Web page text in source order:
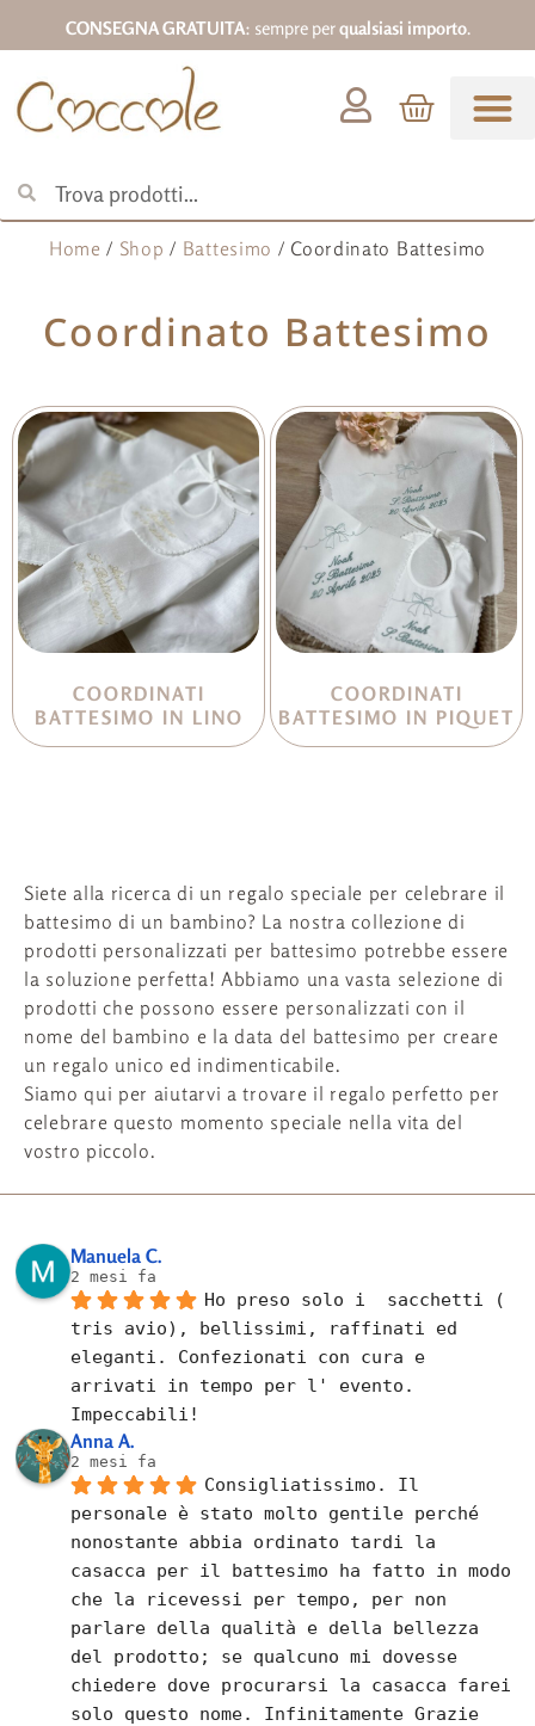
CONSEGNA GRATUITA: sempre perqualsiasi importo.
Home / Shop / Battesimo / Coordinato Battesimo
Coordinato Battesimo
COORDINATI
BATTESIMO IN LINO
COORDINATI
BATTESIMO IN PIQUET
Siete alla ricerca di un regalo speciale per celebrare il
battesimo di un bambino? La nostra collezione di
prodotti personalizzati per battesimo potrebbe essere
la soluzione perfetta! Abbiamo una vasta selezione di
prodotti che possono essere personalizzati con il
nome del bambino e la data del battesimo per creare
un regalo unico ed indimenticabile.
Siamo qui per aiutarvi a trovare il regalo perfetto per
celebrare questo momento speciale nella vita del
vostro piccolo.
Manuela C.
2 mesi fa
Ho preso solo i  sacchetti (
tris avio), bellissimi, raffinati ed
eleganti. Confezionati con cura e
arrivati in tempo per l' evento.
Impeccabili!
Anna A.
2 mesi fa
Consigliatissimo. Il
personale è stato molto gentile perché
nonostante abbia ordinato tardi la
casacca per il battesimo ha fatto in modo
che la ricevessi per tempo, per non
parlare della qualità e della bellezza
del prodotto; se qualcuno mi dovesse
chiedere dove procurarsi la casacca farei
solo questo nome. Infinitamente Grazie